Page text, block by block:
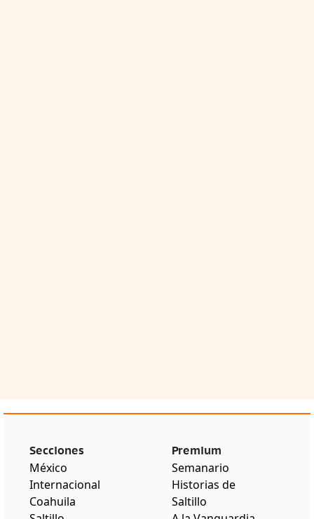
Secciones
México
Internacional
Coahuila
Premium
Semanario
Historias de
Saltillo